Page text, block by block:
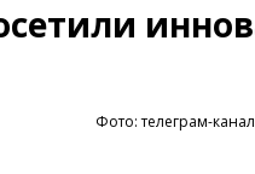
Фото: телеграм-